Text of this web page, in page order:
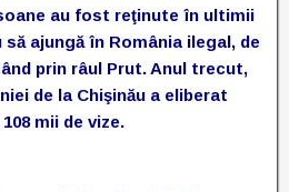
au fost reţinute în ultimii
ajungă în România ilegal, de
prin râul Prut. Anul trecut,
de la Chişinău a eliberat
mii de vize.